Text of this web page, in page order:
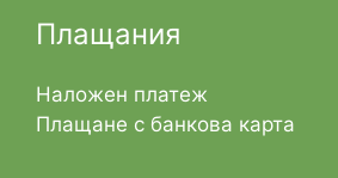
Плащания
Наложен платеж
Плащане с банкова карта